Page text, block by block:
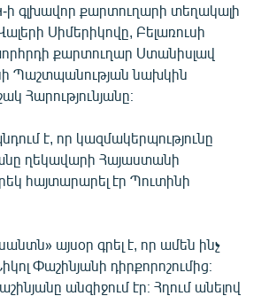
կայքերը
ի գլխավոր քարտուղարի տեղակալի
Սիմերիկովը, Բելառուսի
քարտուղար Ստանիսլավ
Պաշտպանության նախկին
Հարությունյանը։
է, որ կազմակերպությունը
ղեկավարի Հայաստանի
հայտարարել էր Պուտինի
այսօր գրել է, որ ամեն ինչ
Փաշինյանի դիրքորոշումից։
անզիջում էր։ Հղում անելով